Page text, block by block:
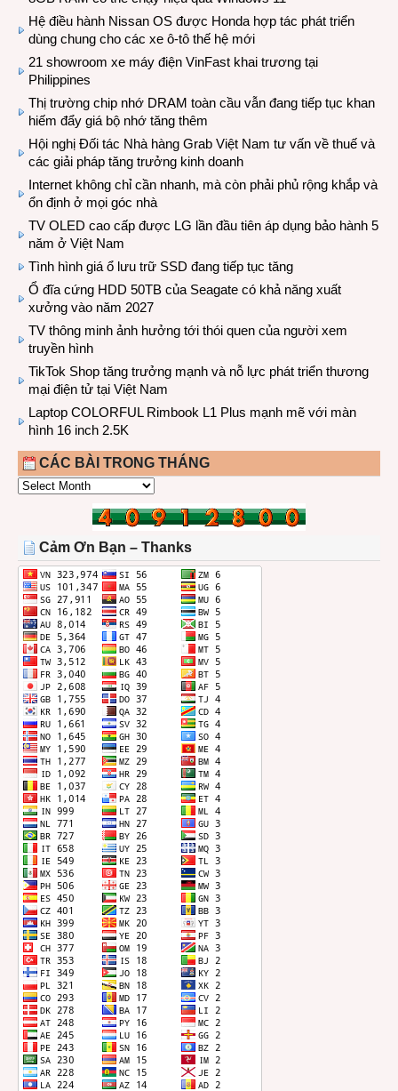
Hệ điều hành Nissan OS được Honda hợp tác phát triển
dùng chung cho các xe ô-tô thế hệ mới
21 showroom xe máy điện VinFast khai trương tại
Philippines
Thị trường chip nhớ DRAM toàn cầu vẫn đang tiếp tục khan
hiếm đẩy giá bộ nhớ tăng thêm
Hội nghị Đối tác Nhà hàng Grab Việt Nam tư vấn về thuế và
các giải pháp tăng trưởng kinh doanh
Internet không chỉ cần nhanh, mà còn phải phủ rộng khắp và
ổn định ở mọi góc nhà
TV OLED cao cấp được LG lần đầu tiên áp dụng bảo hành 5
năm ở Việt Nam
Tình hình giá ổ lưu trữ SSD đang tiếp tục tăng
Ổ đĩa cứng HDD 50TB của Seagate có khả năng xuất
xưởng vào năm 2027
TV thông minh ảnh hưởng tới thói quen của người xem
truyền hình
TikTok Shop tăng trưởng mạnh và nỗ lực phát triển thương
mại điện tử tại Việt Nam
Laptop COLORFUL Rimbook L1 Plus mạnh mẽ với màn
hình 16 inch 2.5K
CÁC BÀI TRONG THÁNG
CÁC
THÁNG
Cảm Ơn Bạn – Thanks